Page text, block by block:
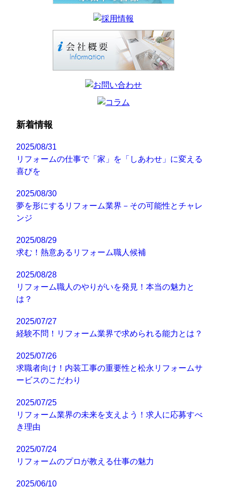
新着情報
2025/08/31
リフォームの仕事で「家」を「しあわせ」に変える
喜びを
2025/08/30
夢を形にするリフォーム業界－その可能性とチャレ
ンジ
2025/08/29
求む！熱意あるリフォーム職人候補
2025/08/28
リフォーム職人のやりがいを発見！本当の魅力と
は？
2025/07/27
経験不問！リフォーム業界で求められる能力とは？
2025/07/26
求職者向け！内装工事の重要性と松永リフォームサ
ービスのこだわり
2025/07/25
リフォーム業界の未来を支えよう！求人に応募すべ
き理由
2025/07/24
リフォームのプロが教える仕事の魅力
2025/06/10